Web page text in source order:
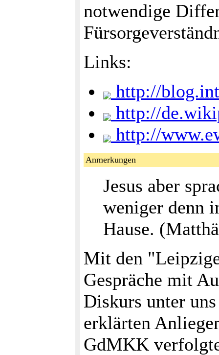
notwendige
Links:
http://
http://
http://
Anmerkungen
Jesus aber
weniger denn
Hause.
Mit den
Gespräche mit
Diskurs unter
erklärten
GdMKK